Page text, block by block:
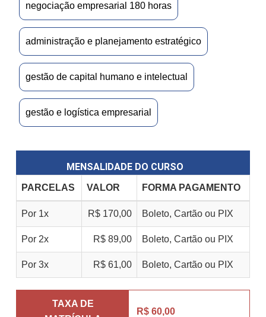
negociação empresarial 180 horas
administração e planejamento estratégico
gestão de capital humano e intelectual
gestão e logística empresarial
MENSALIDADE DO CURSO
PARCELAS VALOR FORMA PAGAMENTO
Por 1x R$ 170,00 Boleto, Cartão ou PIX
Por 2x R$ 89,00 Boleto, Cartão ou PIX
Por 3x R$ 61,00 Boleto, Cartão ou PIX
TAXA DE
R$ 60,00